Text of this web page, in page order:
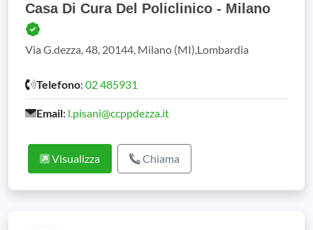
Casa Di Cura Del Policlinico - Milano
Via G.dezza, 48, 20144, Milano (MI),Lombardia
Telefono: 02 485931
Email: l.pisani@ccppdezza.it
Visualizza Chiama